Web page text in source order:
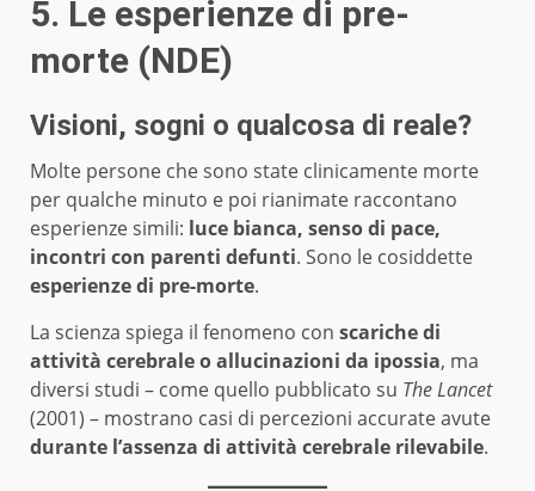
5. Le esperienze di pre-
morte (NDE)
Visioni, sogni o qualcosa di reale?
Molte persone che sono state clinicamente morte
per qualche minuto e poi rianimate raccontano
esperienze simili: luce bianca, senso di pace,
incontri con parenti defunti. Sono le cosiddette
esperienze di pre-morte.
La scienza spiega il fenomeno con scariche di
attività cerebrale o allucinazioni da ipossia, ma
diversi studi – come quello pubblicato su The Lancet
(2001) – mostrano casi di percezioni accurate avute
durante l’assenza di attività cerebrale rilevabile.